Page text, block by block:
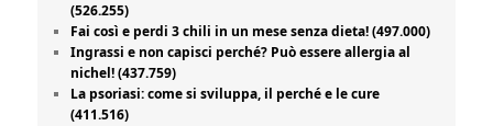
(526.255)
Fai così e perdi 3 chili in un mese senza dieta! (497.000)
Ingrassi e non capisci perché? Può essere allergia al
nichel! (437.759)
La psoriasi: come si sviluppa, il perché e le cure
(411.516)